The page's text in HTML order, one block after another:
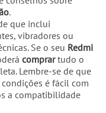
.
que inclui
vibradores ou
Se o seu Redmi
comprartudo o
Lembre-se de que
é fácil com
a compatibilidade